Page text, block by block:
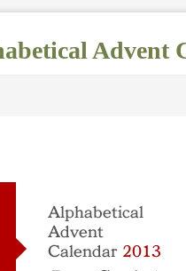
Advent